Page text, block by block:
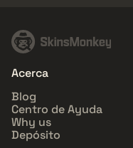
Acerca
Blog
Centro de Ayuda
Why us
Depósito